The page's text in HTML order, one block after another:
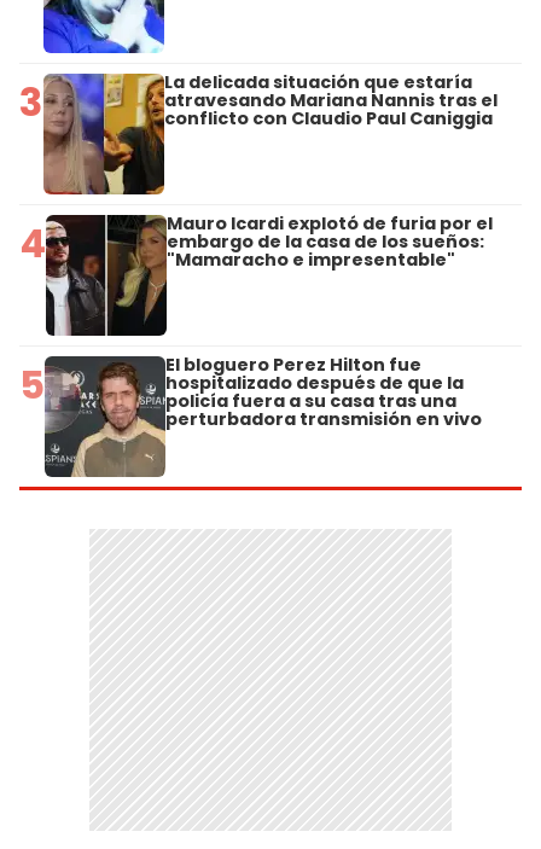
3 La delicada situación que estaría
atravesando Mariana Nannis tras el
conflicto con Claudio Paul Caniggia
4 Mauro Icardi explotó de furia por el
embargo de la casa de los sueños:
"Mamaracho e impresentable"
5 El bloguero Perez Hilton fue
hospitalizado después de que la
policía fuera a su casa tras una
perturbadora transmisión en vivo